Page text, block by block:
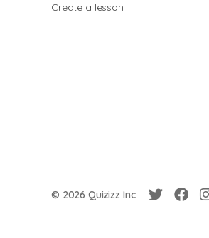
Create a lesson
© 2026 Quizizz Inc.